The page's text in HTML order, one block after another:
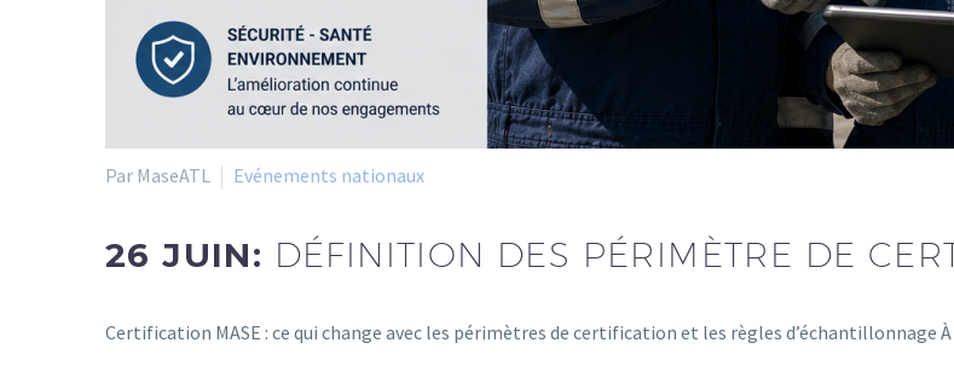
Par MaseATL Evénements nationaux
26 JUIN: DÉFINITION DES PÉRIMÈTRE DE
Certification MASE : ce qui change avec les périmètres de certification et les règles d’échantillonnage